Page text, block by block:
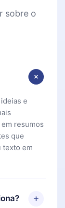
sobre o
e
resumos
que
texto em